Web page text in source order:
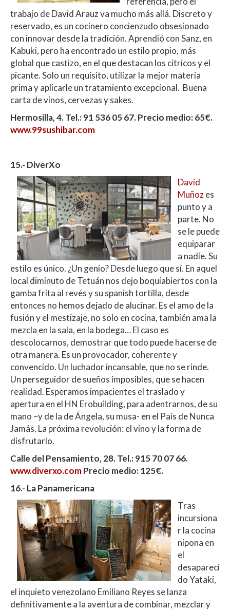
trabajo de David Arauz va mucho más allá. Discreto y
reservado, es un cocinero concienzudo obsesionado
con innovar desde la tradición. Aprendió con Sanz, en
Kabuki, pero ha encontrado un estilo propio, más
global que castizo, en el que destacan los cítricos y el
picante. Solo un requisito, utilizar la mejor materia
prima y aplicarle un tratamiento excepcional. Buena
carta de vinos, cervezas y sakes.
Hermosilla, 4. Tel.: 91 536 05 67. Precio medio: 65€.
www.99sushibar.com
15.- DiverXo
David
Muñozes
punto y a
parte. No
se le puede
equiparar
a nadie. Su
estilo es único. ¿Un genio? Desde luego que sí. En aquel
local diminuto de Tetuán nos dejo boquiabiertos con la
gamba frita al revés y su spanish tortilla, desde
entonces no hemos dejado de alucinar. Es el amo de la
fusión y el mestizaje, no solo en cocina, también ama la
mezcla en la sala, en la bodega… El caso es
descolocarnos, demostrar que todo puede hacerse de
otra manera. Es un provocador, coherente y
convencido. Un luchador incansable, que no se rinde.
Un perseguidor de sueños imposibles, que se hacen
realidad. Esperamos impacientes el traslado y
apertura en el HN Erobuilding, para adentrarnos, de su
mano –y de la de Ángela, su musa- en el País de Nunca
Jamás. La próxima revolución: el vino y la forma de
disfrutarlo.
Calle del Pensamiento, 28. Tel.: 915 70 07 66.
www.diverxo.comPrecio medio: 125€.
16.- La Panamericana
Tras
incursiona
r la cocina
nipona en
el
desapareci
do Yataki,
el inquieto venezolano Emiliano Reyes se lanza
definitivamente a la aventura de combinar, mezclar y